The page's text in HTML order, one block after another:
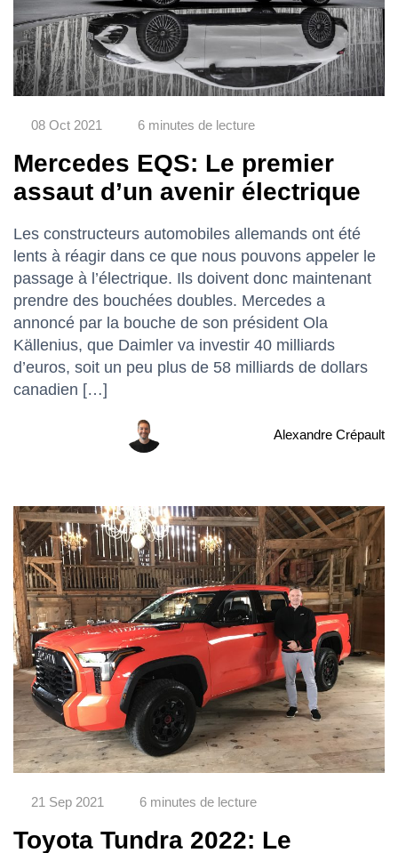
08 Oct 2021 6 minutes de lecture
Mercedes EQS: Le premier
assaut d’un avenir électrique
Les constructeurs automobiles allemands ont été
lents à réagir dans ce que nous pouvons appeler le
passage à l’électrique. Ils doivent donc maintenant
prendre des bouchées doubles. Mercedes a
annoncé par la bouche de son président Ola
Källenius, que Daimler va investir 40 milliards
d’euros, soit un peu plus de 58 milliards de dollars
canadien […]
Alexandre Crépault
21 Sep 2021 6 minutes de lecture
Toyota Tundra 2022: Le